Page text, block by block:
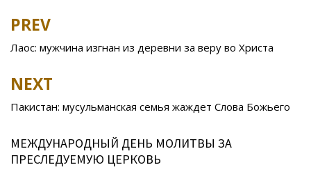
b
o
o
k
kl
as
ni
u
r
al
st u A
p
Post
navigation
PREV
Лаос: мужчина изгнан из деревни за веру во Христа
NEXT
Пакистан: мусульманская семья жаждет Слова Божьего
МЕЖДУНАРОДНЫЙ ДЕНЬ МОЛИТВЫ ЗА
ПРЕСЛЕДУЕМУЮ ЦЕРКОВЬ